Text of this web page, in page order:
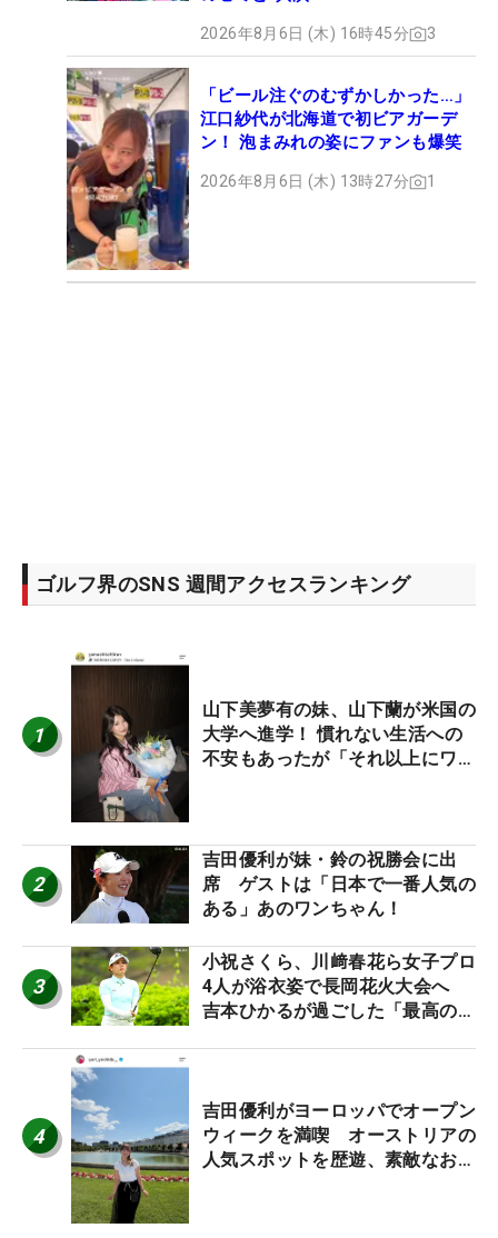
2026年8月6日 (木) 16時45分 3
「ビール注ぐのむずかしかった…」
江口紗代が北海道で初ビアガーデ
ン！ 泡まみれの姿にファンも爆笑
2026年8月6日 (木) 13時27分 1
ゴルフ界のSNS 週間アクセスランキング
1
山下美夢有の妹、山下蘭が米国の
大学へ進学！ 慣れない生活への
不安もあったが「それ以上にワク
2
吉田優利が妹・鈴の祝勝会に出
席 ゲストは「日本で一番人気の
ある」あのワンちゃん！
3
小祝さくら、川﨑春花ら女子プロ
4人が浴衣姿で長岡花火大会へ
吉本ひかるが過ごした「最高の夏
4
吉田優利がヨーロッパでオープン
ウィークを満喫 オーストリアの
人気スポットを歴遊、素敵なお土